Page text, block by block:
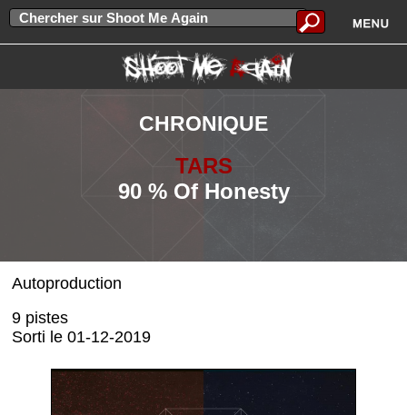
CHRONIQUE
TARS
90 % Of Honesty
Autoproduction
9 pistes
Sorti le 01-12-2019